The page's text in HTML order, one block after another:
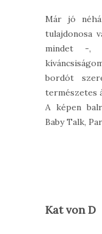
Már jó
tulajdonosa
mindet -,
bordót
természetes
A képen
Baby Talk,
Kat von D